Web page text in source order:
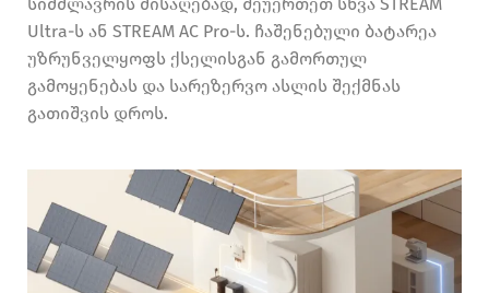
Ultra-ს ან STREAM AC Pro-ს. ჩაშენებული ბატარეა
უზრუნველყოფს ქსელისგან გამორთულ
გამოყენებას და სარეზერვო ასლის შექმნას
გათიშვის დროს.